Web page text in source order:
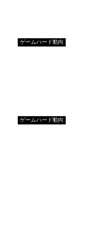
ゲームハード動向
ゲームハード動向